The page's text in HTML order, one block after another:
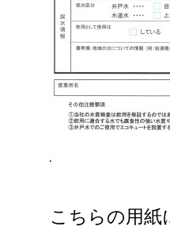
こちらの用紙